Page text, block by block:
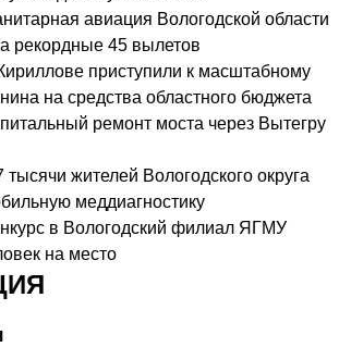
авиация Вологодской области
рекордные 45 вылетов
приступили к масштабному
на средства областного бюджета
ремонт моста через Вытегру
тысячи жителей Вологодского округа
меддиагностику
в Вологодский филиал ЯГМУ
на место